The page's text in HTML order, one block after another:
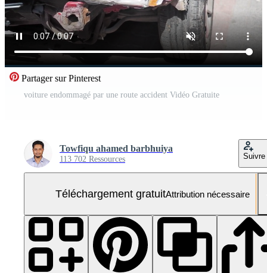
Partager sur Pinterest
voiture endommagé par une route accident Vidéo Gratuite
Towfiqu ahamed barbhuiya
113 702 Ressources Suivre
Téléchargement gratuitAttribution nécessaire